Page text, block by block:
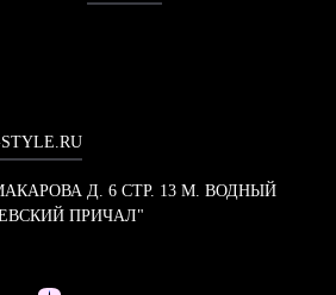
Д. 6 СТР. 13 М. ВОДНЫЙ
ПРИЧАЛ"